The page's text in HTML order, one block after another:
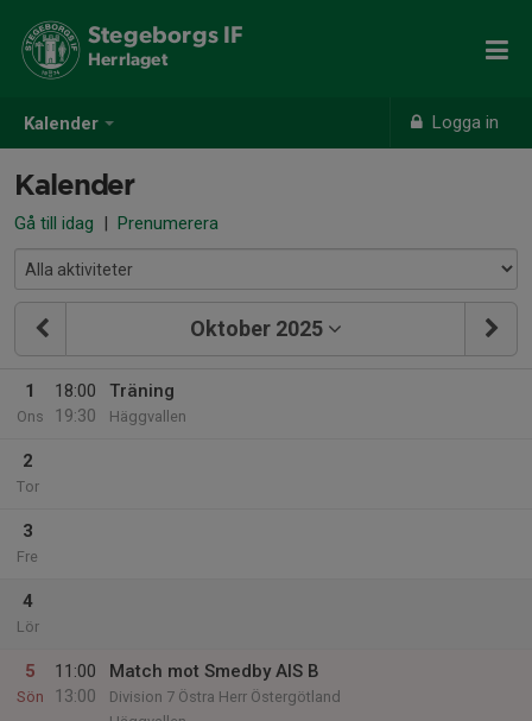
Kalender Logga in
Stegeborgs IF
Herrlaget
Kalender
Gå till idag | Prenumerera
Oktober 2025
1
Ons
18:00
19:30
Träning
Häggvallen
2
Tor
3
Fre
4
Lör
5
Sön
11:00
13:00
Match mot Smedby AIS B
Division 7 Östra Herr Östergötland